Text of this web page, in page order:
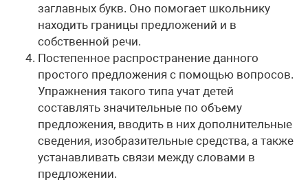
заглавных букв. Оно помогает школьнику
находить границы предложений и в
собственной речи.
Постепенное распространение данного
простого предложения с помощью вопросов.
Упражнения такого типа учат детей
составлять значительные по объему
предложения, вводить в них дополнительные
сведения, изобразительные средства, а также
устанавливать связи между словами в
предложении.